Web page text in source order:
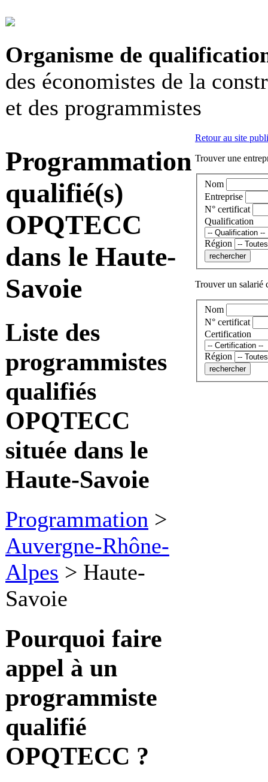
Organisme de
des économistes de la
et des programmistes
Programmation
qualifié(s)
OPQTECC
dans le Haute-
Savoie
Liste des
programmistes
qualifiés
OPQTECC
située dans le
Haute-Savoie
Programmation >
Auvergne-Rhône-
Alpes > Haute-
Savoie
Pourquoi faire
appel à un
programmiste
qualifié
OPQTECC ?
Retour au site
Trouver une
Nom
Entreprise
N° certificat
Qualification
Région
Trouver un salarié
Nom
N° certificat
Certification
Région